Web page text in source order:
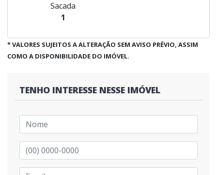
Sacada
1
* VALORES SUJEITOS A ALTERAÇÃO SEM AVISO PRÉVIO, ASSIM
COMO A DISPONIBILIDADE DO IMÓVEL.
TENHO INTERESSE NESSE IMÓVEL